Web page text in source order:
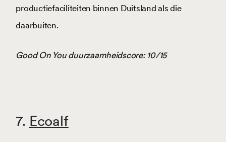
productiefaciliteiten binnen Duitsland als die
daarbuiten.
Good On You duurzaamheidscore: 10/15
7. Ecoalf